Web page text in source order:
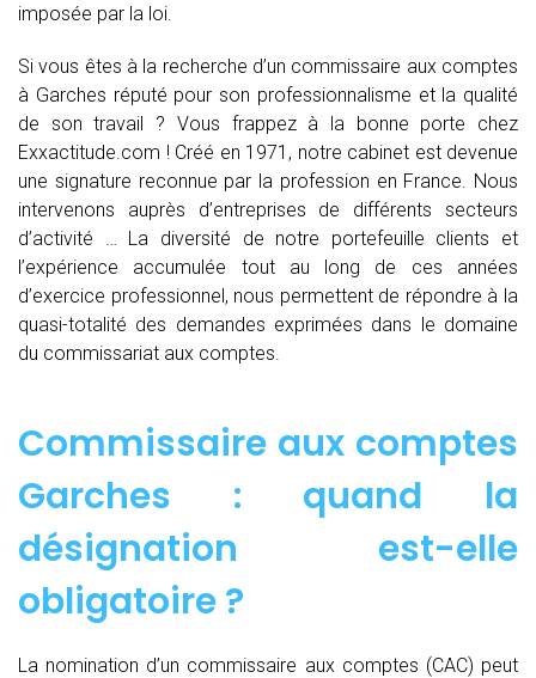
imposée par la loi.
Si vous êtes à la recherche d’un commissaire aux comptes
à Garches réputé pour son professionnalisme et la qualité
de son travail ? Vous frappez à la bonne porte chez
Exxactitude.com ! Créé en 1971, notre cabinet est devenue
une signature reconnue par la profession en France. Nous
intervenons auprès d’entreprises de différents secteurs
d’activité … La diversité de notre portefeuille clients et
l’expérience accumulée tout au long de ces années
d’exercice professionnel, nous permettent de répondre à la
quasi-totalité des demandes exprimées dans le domaine
du commissariat aux comptes.
Commissaire aux comptes
Garches : quand la
désignation est-elle
obligatoire ?
La nomination d’un commissaire aux comptes (CAC) peut